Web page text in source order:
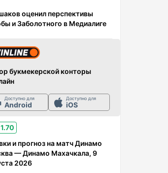
оценил перспективы
и Заболотного в Медиалиге
букмекерской конторы
Доступно для
Android
Доступно для
iOS
1.70
и прогноз на матч Динамо
— Динамо Махачкала, 9
2026